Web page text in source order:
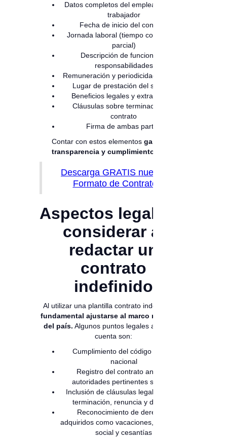
Datos completos del empleador y del
trabajador
Fecha de inicio del contrato
Jornada laboral (tiempo completo o
parcial)
Descripción de funciones y
responsabilidades
Remuneración y periodicidad de pago
Lugar de prestación del servicio
Beneficios legales y extralegales
Cláusulas sobre terminación del
contrato
Firma de ambas partes
Contar con estos elementos garantiza
transparencia y cumplimiento legal.
Descarga GRATIS nuestro
Formato de Contrato
Aspectos legales a
considerar al
redactar un
contrato
indefinido
Al utilizar una plantilla contrato indefinido
fundamental ajustarse al marco normativo
del país. Algunos puntos legales a tener en
cuenta son:
Cumplimiento del código laboral
nacional
Registro del contrato ante las
autoridades pertinentes si aplica
Inclusión de cláusulas legales sobre
terminación, renuncia y despido
Reconocimiento de derechos
adquiridos como vacaciones, seguridad
social y cesantías